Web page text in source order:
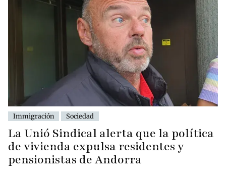
Immigración Sociedad
La Unió Sindical alerta que la política
de vivienda expulsa residentes y
pensionistas de Andorra